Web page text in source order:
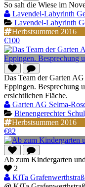
So sah die Wiese im
Lavendel-Labyrinth
Lavendel-Labyrinth
Herbstsummen 2016
€100
Das Team der Garten
Eppingen. Besprechung
ersichtlichen Fläche.
Garten AG Selma-
Bienengerechter
Herbstsummen 2016
€82
Ab zum Kindergarten
2
KiTa